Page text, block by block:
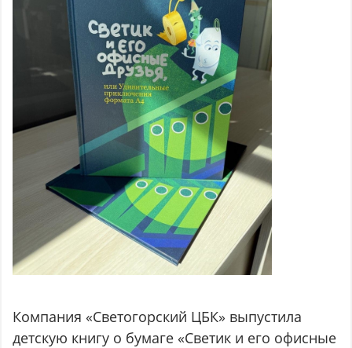
Компания «Светогорский ЦБК» выпустила
детскую книгу о бумаге «Светик и его офисные